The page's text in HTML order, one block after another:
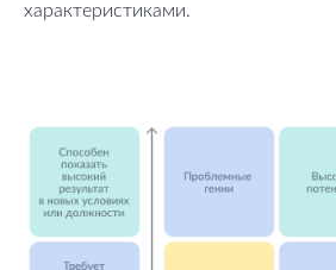
характеристиками.